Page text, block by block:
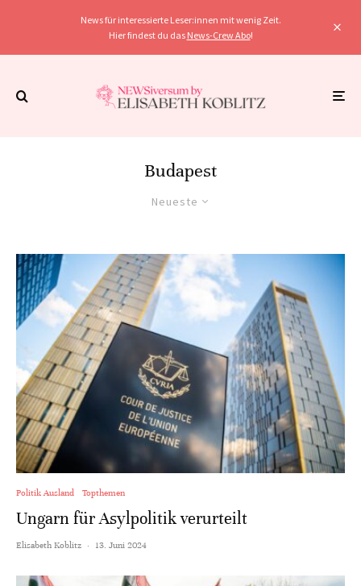
News für interessierte Leser:innen mit wenig Zeit.
Hier findest du das News-Crew Abo!
Budapest
Neueste
Politik Ausland Topthemen
Ungarn für Asylpolitik verurteilt
Elisabeth Koblitz · 13. Juni 2024